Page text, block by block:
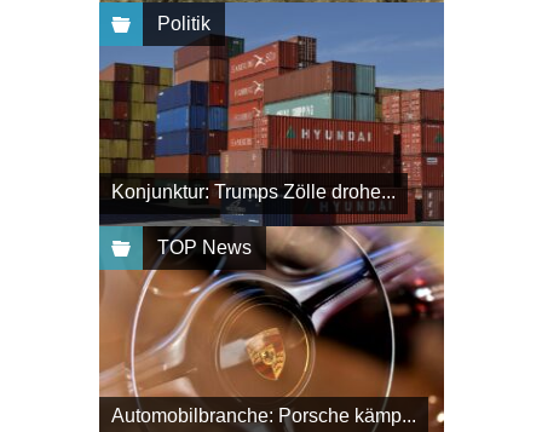
Politik
Konjunktur: Trumps Zölle drohe...
TOP News
Automobilbranche: Porsche kämp...